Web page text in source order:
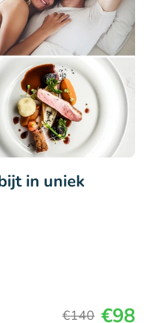
in uniek
€140 €98